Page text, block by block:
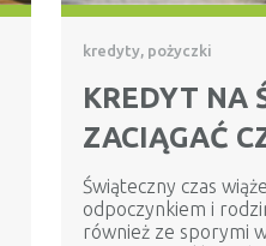
kredyty, pożyczki
KREDYT NA
ZACIĄGAĆ
Świąteczny czas
odpoczynkiem i
również ze sporymi